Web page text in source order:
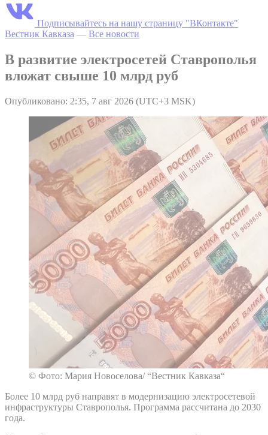
Подписывайтесь на нашу страницу "ВКонтакте"
Вестник Кавказа — Все новости
В развитие электросетей Ставрополья
вложат свыше 10 млрд руб
Опубликовано: 2:35, 7 авг 2026 (UTC+3 MSK)
© Фото: Мария Новоселова/ “Вестник Кавказа“
Более 10 млрд руб направят в модернизацию электросетевой
инфраструктуры Ставрополья. Программа рассчитана до 2030
года.